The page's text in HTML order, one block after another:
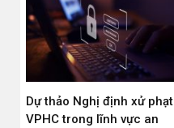
Dự thảo Nghị định xử phạt
VPHC trong lĩnh vực an